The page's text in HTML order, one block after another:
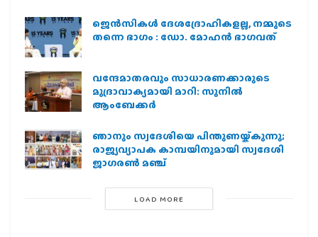
ജെന്‍സികള്‍ ദേശദ്രോഹികളല്ല, നമ്മുടെ
തന്നെ ഭാഗം : ഡോ. മോഹന്‍ ഭാഗവത്
വന്ദേമാതരവും സാധാരണക്കാരുടെ
മുദ്രാവാക്യമായി മാറി: സുനിൽ
ആംബേക്കർ
ഞാനും സ്വദേശിയെ പിന്തുണയ്ക്കുന്നു;
രാജ്യവ്യാപക കാമ്പയിനുമായി സ്വദേശി
ജാഗരണ്‍ മഞ്ച്
LOAD MORE